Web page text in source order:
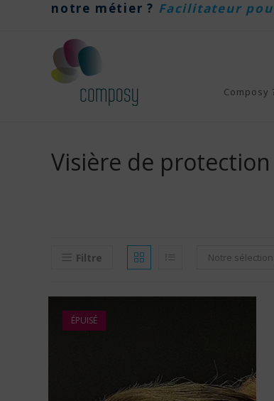
notre métier ? Facilitateur
Composy
Visière de protection
Filtre Notre
ÉPUISÉ